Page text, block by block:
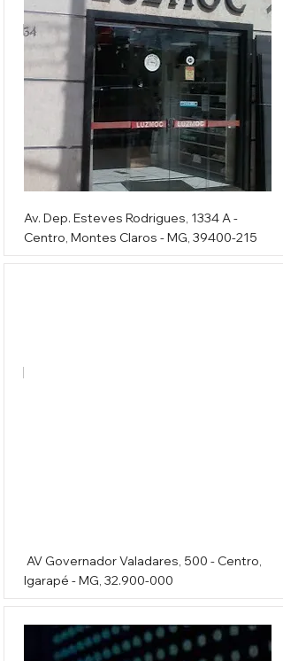
Luzmoc
Av. Dep. Esteves Rodrigues, 1334 A -
Centro, Montes Claros - MG, 39400-215
Elétrica Magtec
AV Governador Valadares, 500 - Centro,
Igarapé - MG, 32.900-000